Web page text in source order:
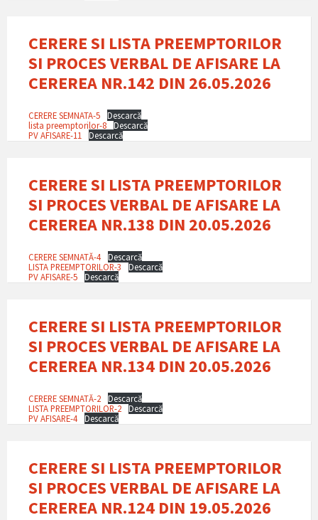
CERERE SI LISTA PREEMPTORILOR
SI PROCES VERBAL DE AFISARE LA
CEREREA NR.142 DIN 26.05.2026
CERERE SEMNATA-5
Descarcă
lista preemptorilor-8
Descarcă
PV AFISARE-11
Descarcă
CERERE SI LISTA PREEMPTORILOR
SI PROCES VERBAL DE AFISARE LA
CEREREA NR.138 DIN 20.05.2026
CERERE SEMNATĂ-4
Descarcă
LISTA PREEMPTORILOR-3
Descarcă
PV AFISARE-5
Descarcă
CERERE SI LISTA PREEMPTORILOR
SI PROCES VERBAL DE AFISARE LA
CEREREA NR.134 DIN 20.05.2026
CERERE SEMNATĂ-2
Descarcă
LISTA PREEMPTORILOR-2
Descarcă
PV AFISARE-4
Descarcă
CERERE SI LISTA PREEMPTORILOR
SI PROCES VERBAL DE AFISARE LA
CEREREA NR.124 DIN 19.05.2026